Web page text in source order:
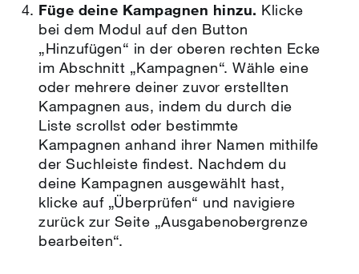
Füge deine Kampagnen hinzu. Klicke
bei dem Modul auf den Button
„Hinzufügen“ in der oberen rechten Ecke
im Abschnitt „Kampagnen“. Wähle eine
oder mehrere deiner zuvor erstellten
Kampagnen aus, indem du durch die
Liste scrollst oder bestimmte
Kampagnen anhand ihrer Namen mithilfe
der Suchleiste findest. Nachdem du
deine Kampagnen ausgewählt hast,
klicke auf „Überprüfen“ und navigiere
zurück zur Seite „Ausgabenobergrenze
bearbeiten“.